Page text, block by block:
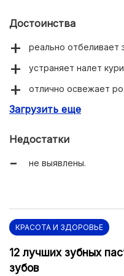
Достоинства
реально отбеливает
устраняет налет
отлично освежает
практичная крышка на
Загрузить еще
Недостатки
не выявлены.
КРАСОТА И ЗДОРОВЬЕ
12 лучших зубных
зубов